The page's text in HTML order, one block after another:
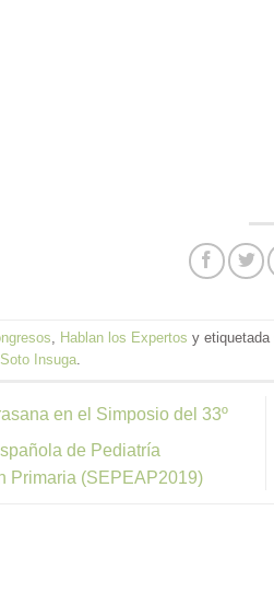
, Hablan los Expertos y etiquetada
Insuga.
en el Simposio del 33º
de Pediatría
Primaria (SEPEAP2019)